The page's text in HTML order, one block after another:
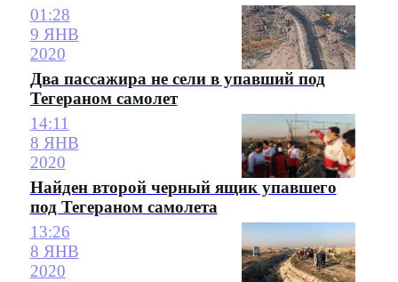
01:28
9 ЯНВ
2020
Два пассажира не сели в упавший под
Тегераном самолет
14:11
8 ЯНВ
2020
Найден второй черный ящик упавшего
под Тегераном самолета
13:26
8 ЯНВ
2020